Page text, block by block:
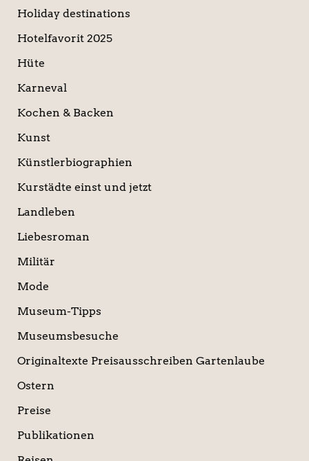
Holiday destinations
Hotelfavorit 2025
Hüte
Karneval
Kochen & Backen
Kunst
Künstlerbiographien
Kurstädte einst und jetzt
Landleben
Liebesroman
Militär
Mode
Museum-Tipps
Museumsbesuche
Originaltexte Preisausschreiben Gartenlaube
Ostern
Preise
Publikationen